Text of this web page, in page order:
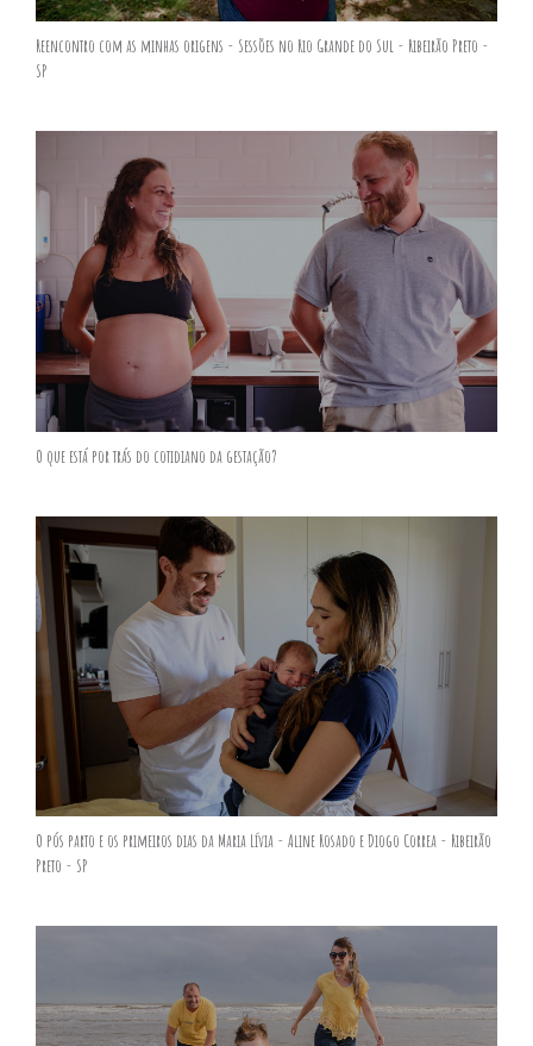
Reencontro com as minhas origens - Sessões no Rio Grande do Sul - Ribeirão Preto -
SP
O que está por trás do cotidiano da gestação?
O pós parto e os primeiros dias da Maria Lívia - Aline Rosado e Diogo Correa - Ribeirão
Preto - SP